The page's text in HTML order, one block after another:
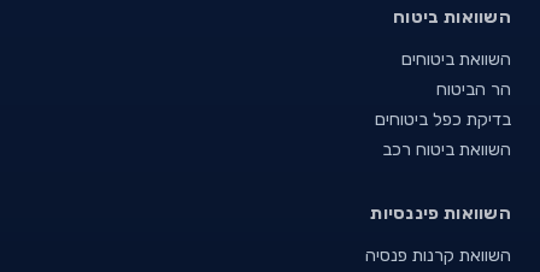
השוואות ביטוח
השוואת ביטוחים
הר הביטוח
בדיקת כפל ביטוחים
השוואת ביטוח רכב
השוואות פיננסיות
השוואת קרנות פנסיה